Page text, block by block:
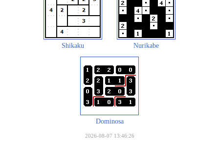
Shikaku Nurikabe
Dominosa
2026-08-07 13:46:26